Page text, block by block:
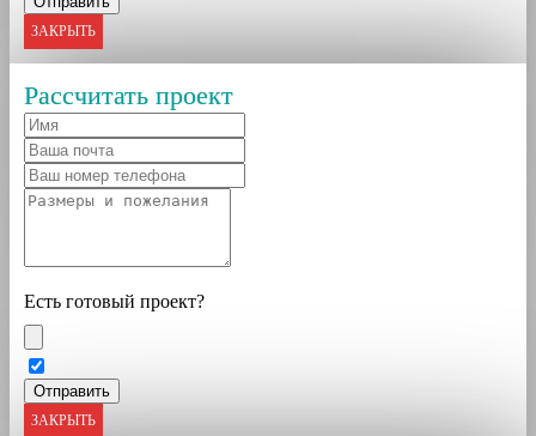
ЗАКРЫТЬ
Рассчитать проект
Есть готовый проект?
ЗАКРЫТЬ